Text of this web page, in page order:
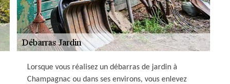
Lorsque vous réalisez un débarras de jardin à
Champagnac ou dans ses environs, vous enlevez